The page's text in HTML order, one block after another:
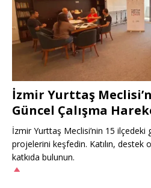
İzmir Yurttaş
Güncel Çalışma
İzmir Yurttaş Meclisi’nin 15 ilçedeki
projelerini keşfedin. Katılın, destek
katkıda bulunun.